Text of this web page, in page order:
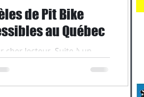
de Pit Bike
au Québec
cher lecteur, Suite à un
suggestions de sujets à
ont été transmis de